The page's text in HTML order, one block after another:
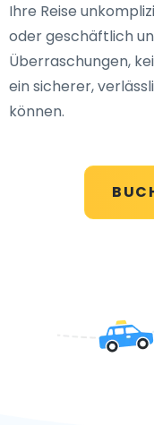
Ihre Reise
oder geschäftlich
Überraschungen,
ein sicherer,
können.